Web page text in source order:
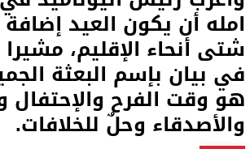
امله أن يكون العيد
شتى أنحاء الإقليم،
في بيان بإسم البعثة
هو وقت الفرح والإحتفال
والأصدقاء وحلٌ للخلافات.